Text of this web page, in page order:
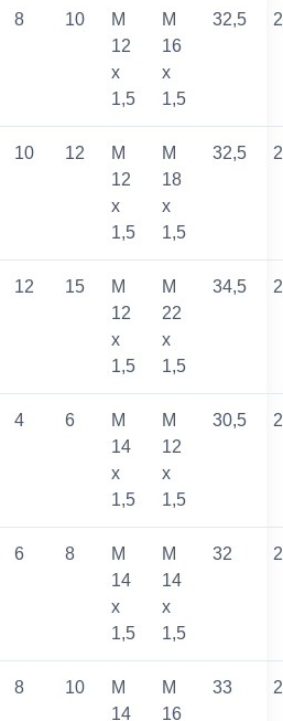
8 10
M
12
x
1,5
M
16
x
1,5
32,5
10 12
M
12
x
1,5
M
18
x
1,5
32,5
12 15
M
12
x
1,5
M
22
x
1,5
34,5
4 6
M
14
x
1,5
M
12
x
1,5
30,5
6 8
M
14
x
1,5
M
14
x
1,5
32
8 10
M
14
M
16
33